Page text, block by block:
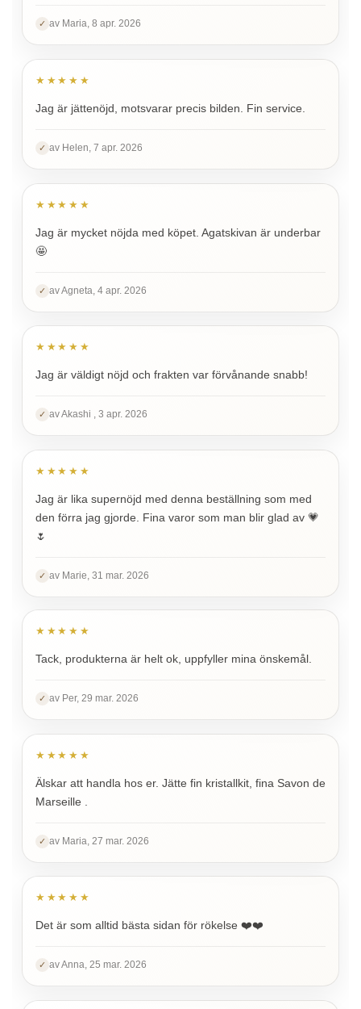
✓ av Maria, 8 apr. 2026
★★★★★
Jag är jättenöjd, motsvarar precis bilden. Fin service.
✓ av Helen, 7 apr. 2026
★★★★★
Jag är mycket nöjda med köpet. Agatskivan är underbar
🤩
✓ av Agneta, 4 apr. 2026
★★★★★
Jag är väldigt nöjd och frakten var förvånande snabb!
✓ av Akashi , 3 apr. 2026
★★★★★
Jag är lika supernöjd med denna beställning som med
den förra jag gjorde. Fina varor som man blir glad av 💗
🌷
✓ av Marie, 31 mar. 2026
★★★★★
Tack, produkterna är helt ok, uppfyller mina önskemål.
✓ av Per, 29 mar. 2026
★★★★★
Älskar att handla hos er. Jätte fin kristallkit, fina Savon de
Marseille .
✓ av Maria, 27 mar. 2026
★★★★★
Det är som alltid bästa sidan för rökelse ❤️❤️
✓ av Anna, 25 mar. 2026